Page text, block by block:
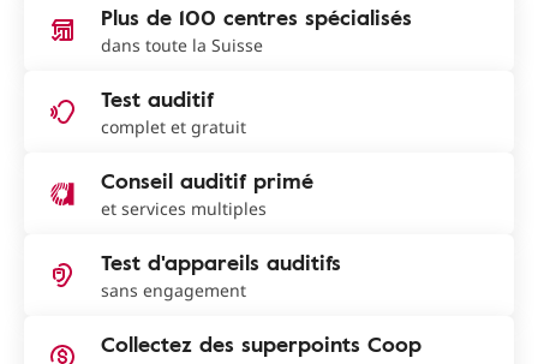
Plus de 100 centres spécialisés
dans toute la Suisse
Test auditif
complet et gratuit
Conseil auditif primé
et services multiples
Test d'appareils auditifs
sans engagement
Collectez des superpoints Coop